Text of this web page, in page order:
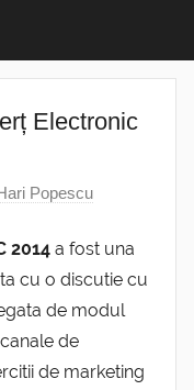
Electronic
Popescu
2014 a fost una
cu o discutie cu
de modul
de
de marketing